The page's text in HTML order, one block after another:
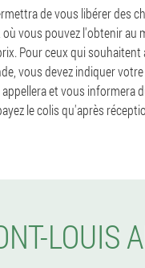
de vous libérer des
vous pouvez l'obtenir au
Pour ceux qui
vous devez indiquer
et vous informera
le colis qu'après
LOUIS